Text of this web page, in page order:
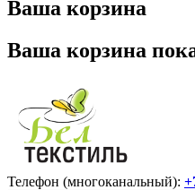
Ваша корзина
Ваша корзина
Телефон (многоканальный):